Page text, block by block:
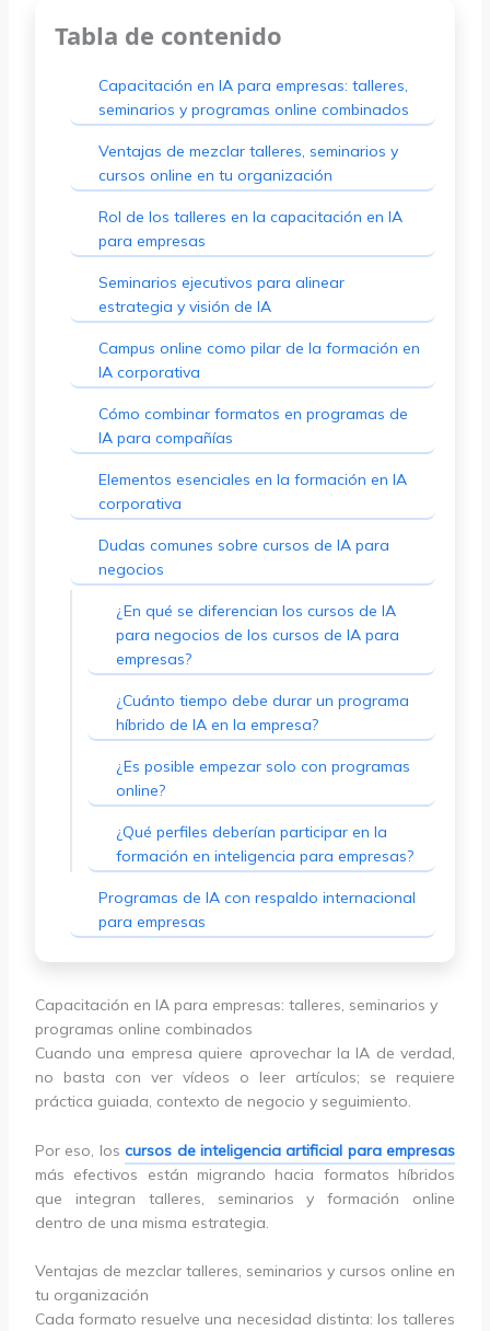
Tabla de contenido
Capacitación en IA para empresas: talleres,
seminarios y programas online combinados
Ventajas de mezclar talleres, seminarios y
cursos online en tu organización
Rol de los talleres en la capacitación en IA
para empresas
Seminarios ejecutivos para alinear
estrategia y visión de IA
Campus online como pilar de la formación en
IA corporativa
Cómo combinar formatos en programas de
IA para compañías
Elementos esenciales en la formación en IA
corporativa
Dudas comunes sobre cursos de IA para
negocios
¿En qué se diferencian los cursos de IA
para negocios de los cursos de IA para
empresas?
¿Cuánto tiempo debe durar un programa
híbrido de IA en la empresa?
¿Es posible empezar solo con programas
online?
¿Qué perfiles deberían participar en la
formación en inteligencia para empresas?
Programas de IA con respaldo internacional
para empresas
Capacitación en IA para empresas: talleres, seminarios y
programas online combinados
Cuando una empresa quiere aprovechar la IA de verdad,
no basta con ver vídeos o leer artículos; se requiere
práctica guiada, contexto de negocio y seguimiento.
Por eso, loscursos de inteligencia artificial para empresas
más efectivos están migrando hacia formatos híbridos
que integran talleres, seminarios y formación online
dentro de una misma estrategia.
Ventajas de mezclar talleres, seminarios y cursos online en
tu organización
Cada formato resuelve una necesidad distinta: los talleres